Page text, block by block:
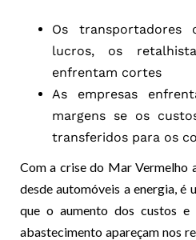
Os transportadores
lucros, os
enfrentam cortes
As empresas
margens se os
transferidos para os
Com a crise do Mar Vermelho
desde automóveis a energia, é
que o aumento dos custos e
abastecimento apareçam nos